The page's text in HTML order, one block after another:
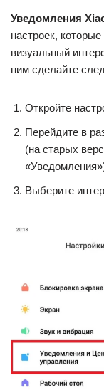
Уведомления
настроек,
визуальный
ним сделайте
Откройте
Перейдите в
(на старых
Выберите